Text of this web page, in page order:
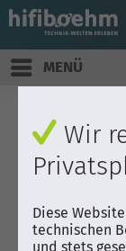
MENÜ
Wir
Diese
technischen
und stets